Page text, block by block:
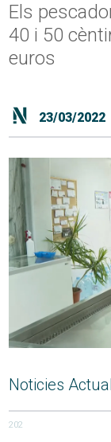
Els
40 i 50
euros
23/03/2022
Noticies
202